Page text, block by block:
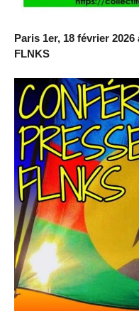
Paris 1er, 18 février
FLNKS